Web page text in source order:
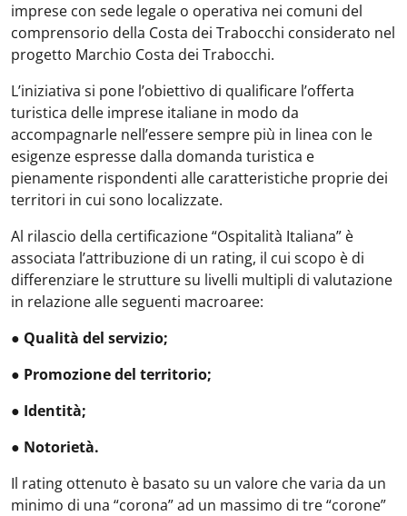
imprese con sede legale o operativa nei comuni del
comprensorio della Costa dei Trabocchi considerato nel
progetto Marchio Costa dei Trabocchi.
L’iniziativa si pone l’obiettivo di qualificare l’offerta
turistica delle imprese italiane in modo da
accompagnarle nell’essere sempre più in linea con le
esigenze espresse dalla domanda turistica e
pienamente rispondenti alle caratteristiche proprie dei
territori in cui sono localizzate.
Al rilascio della certificazione “Ospitalità Italiana” è
associata l’attribuzione di un rating, il cui scopo è di
differenziare le strutture su livelli multipli di valutazione
in relazione alle seguenti macroaree:
● Qualità del servizio;
● Promozione del territorio;
● Identità;
● Notorietà.
Il rating ottenuto è basato su un valore che varia da un
minimo di una “corona” ad un massimo di tre “corone”